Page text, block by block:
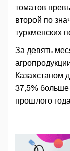
томатов
второй по
туркменских
За девять
Казахстаном
37,5% больше
прошлого